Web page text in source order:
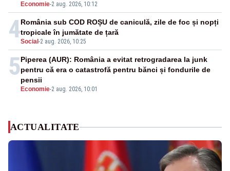
Economie-2 aug. 2026, 10:12
4Social -2 aug. 2026, 10:25
România sub COD ROȘU de caniculă, zile de foc și nopți
tropicale în jumătate de țară
5
Economie-2 aug. 2026, 10:01
Piperea (AUR): România a evitat retrogradarea la junk
pentru că era o catastrofă pentru bănci și fondurile de
pensii
ACTUALITATE